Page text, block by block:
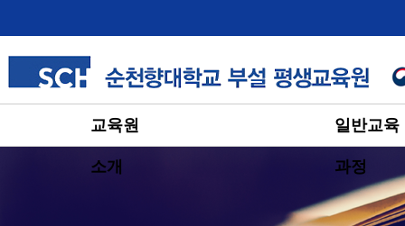
교육원
소개
일반교육
과정